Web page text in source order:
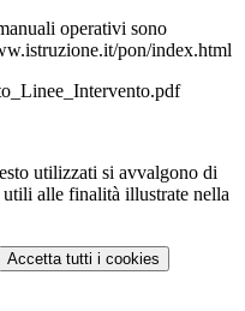
operativi sono
pon/index.html
utilizzati si avvalgono di
alle finalità illustrate nella
Accetta tutti i cookies